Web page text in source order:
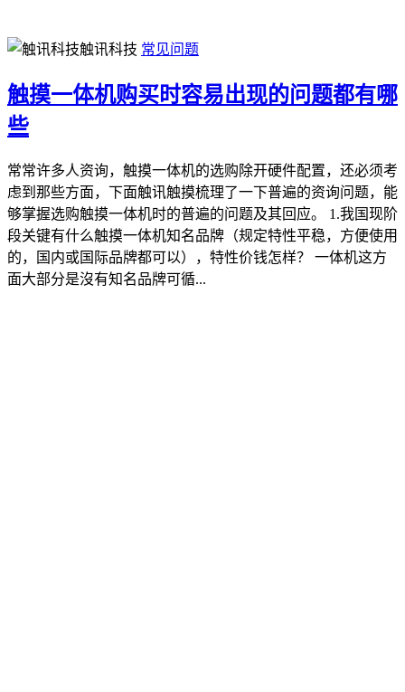
触讯科技 常见问题
触摸一体机购买时容易出现的问题都有哪
些
常常许多人资询，触摸一体机的选购除开硬件配置，还必须考
虑到那些方面，下面触讯触摸梳理了一下普遍的资询问题，能
够掌握选购触摸一体机时的普遍的问题及其回应。 1.我国现阶
段关键有什么触摸一体机知名品牌（规定特性平稳，方便使用
的，国内或国际品牌都可以），特性价钱怎样？ 一体机这方
面大部分是沒有知名品牌可循...